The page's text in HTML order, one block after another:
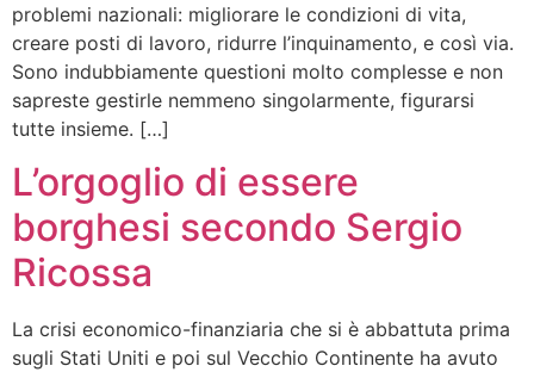
problemi nazionali: migliorare le condizioni di vita,
creare posti di lavoro, ridurre l’inquinamento, e così via.
Sono indubbiamente questioni molto complesse e non
sapreste gestirle nemmeno singolarmente, figurarsi
tutte insieme. […]
L’orgoglio di essere
borghesi secondo Sergio
Ricossa
La crisi economico-finanziaria che si è abbattuta prima
sugli Stati Uniti e poi sul Vecchio Continente ha avuto